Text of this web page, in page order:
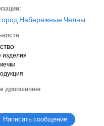
город Набережные Челны
изделия
дропшипинг
Написать сообщение